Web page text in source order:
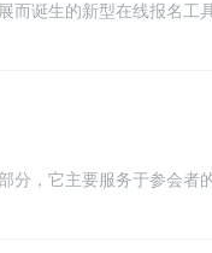
而诞生的新型在线报名工
电话报名方式
分，它主要服务于参会者
户信息的安全性和准确